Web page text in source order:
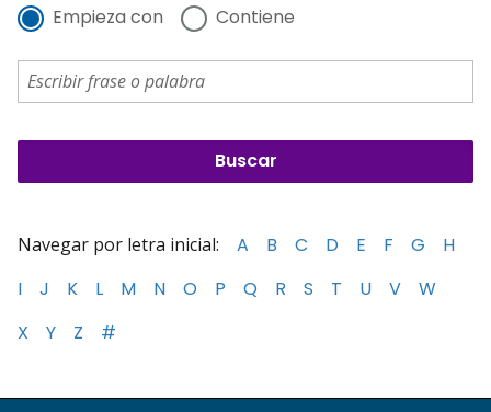
Empieza con Contiene
Navegar por letra inicial: A B C D E F G
H
I
J K L M N O P Q R S T U V
W
X
Y Z #